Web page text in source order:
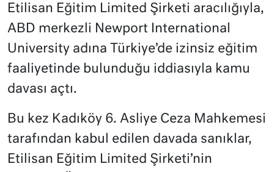
Etilisan Eğitim Limited Şirketi aracılığıyla,
ABD merkezli Newport International
University adına Türkiye’de izinsiz eğitim
faaliyetinde bulunduğu iddiasıyla kamu
davası açtı.
Bu kez Kadıköy 6. Asliye Ceza Mahkemesi
tarafından kabul edilen davada sanıklar,
Etilisan Eğitim Limited Şirketi’nin